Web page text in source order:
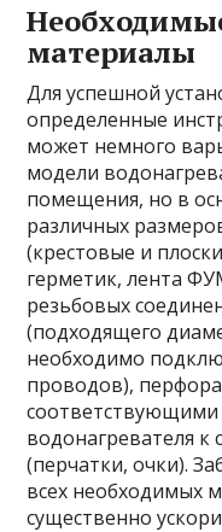
материалы
Для успешной
определенные
может немного
модели
помещения, но в
различных
(крестовые и
герметик, лента
резьбовых
(подходящего
необходимо
проводов),
соответствующими
водонагревателя к
(перчатки, очки).
всех необходимых
существенно